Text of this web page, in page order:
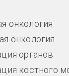
онкология
онкология
органов
костного